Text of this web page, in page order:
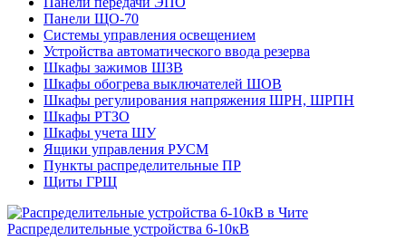
Панели ЩО-70
Системы управления освещением
Устройства автоматического ввода резерва
Шкафы зажимов ШЗВ
Шкафы обогрева выключателей ШОВ
Шкафы регулирования напряжения ШРН, ШРПН
Шкафы РТЗО
Шкафы учета ШУ
Ящики управления РУСМ
Пункты распределительные ПР
Щиты ГРЩ
Распределительные устройства 6-10кВ